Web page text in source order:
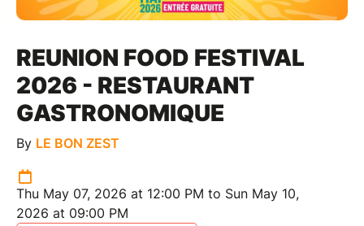
REUNION FOOD FESTIVAL
2026 - RESTAURANT
GASTRONOMIQUE
By LE BON ZEST
Thu May 07, 2026 at 12:00 PM to Sun May 10,
2026 at 09:00 PM